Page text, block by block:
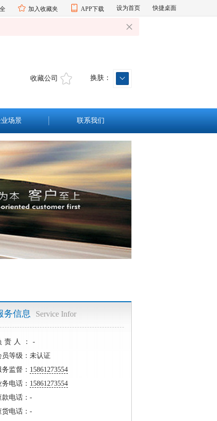
加入收藏夹 APP下载 设为首页 快捷桌面
换肤：
收藏公司
场景 联系我们
务信息 Service Infor
责人：-
员等级：未认证
务监督： 15861273554
务电话： 15861273554
款电话：-
货电话：-